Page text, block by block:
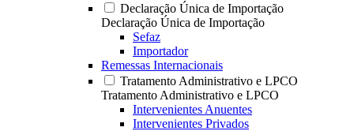
Declaração Única de Importação
Declaração Única de Importação
Sefaz
Importador
Remessas Internacionais
Tratamento Administrativo e LPCO
Tratamento Administrativo e LPCO
Intervenientes Anuentes
Intervenientes Privados